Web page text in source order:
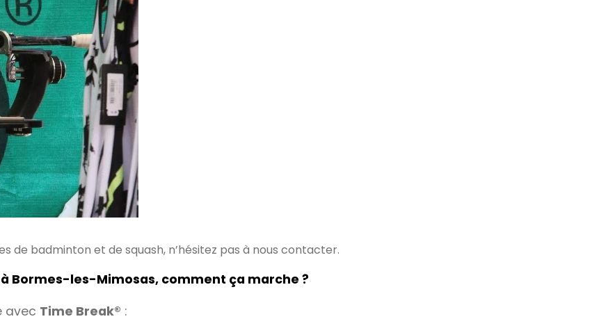
badminton et de squash, n’hésitez pas à nous contacter.
Bormes-les-Mimosas, comment ça marche ?
avec Time Break® :